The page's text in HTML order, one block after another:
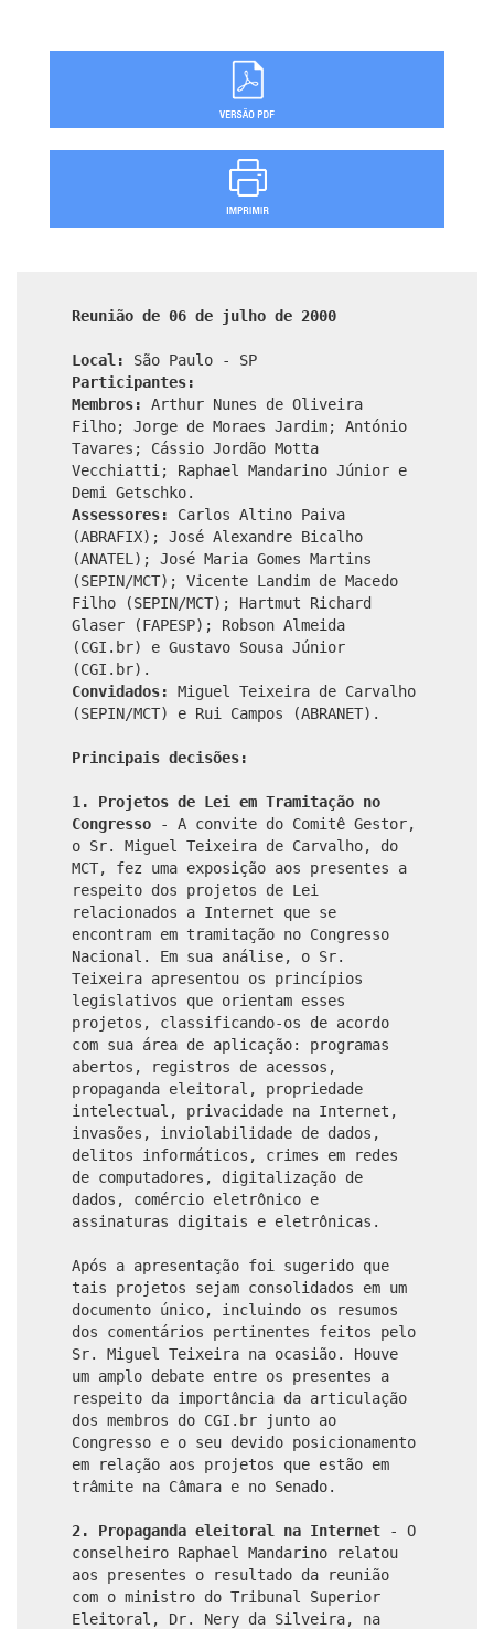
Reunião de 06 de julho de 2000
Local:
São Paulo - SP
Participantes:
Membros:
Arthur Nunes de Oliveira
Filho; Jorge de Moraes Jardim; António
Tavares; Cássio Jordão Motta
Vecchiatti; Raphael Mandarino Júnior e
Demi Getschko.
Assessores:
Carlos Altino Paiva
(ABRAFIX); José Alexandre Bicalho
(ANATEL); José Maria Gomes Martins
(SEPIN/MCT); Vicente Landim de Macedo
Filho (SEPIN/MCT); Hartmut Richard
Glaser (FAPESP); Robson Almeida
(CGI.br) e Gustavo Sousa Júnior
(CGI.br).
Convidados:
Miguel Teixeira de Carvalho
(SEPIN/MCT) e Rui Campos (ABRANET).
Principais decisões:
1. Projetos de Lei em Tramitação no
Congresso - A convite do Comitê Gestor,
o Sr. Miguel Teixeira de Carvalho, do
MCT, fez uma exposição aos presentes a
respeito dos projetos de Lei
relacionados a Internet que se
encontram em tramitação no Congresso
Nacional. Em sua análise, o Sr.
Teixeira apresentou os princípios
legislativos que orientam esses
projetos, classificando-os de acordo
com sua área de aplicação: programas
abertos, registros de acessos,
propaganda eleitoral, propriedade
intelectual, privacidade na Internet,
invasões, inviolabilidade de dados,
delitos informáticos, crimes em redes
de computadores, digitalização de
dados, comércio eletrônico e
assinaturas digitais e eletrônicas.
Após a apresentação foi sugerido que
tais projetos sejam consolidados em um
documento único, incluindo os resumos
dos comentários pertinentes feitos pelo
Sr. Miguel Teixeira na ocasião. Houve
um amplo debate entre os presentes a
respeito da importância da articulação
dos membros do CGI.br junto ao
Congresso e o seu devido posicionamento
em relação aos projetos que estão em
trâmite na Câmara e no Senado.
2. Propaganda eleitoral na Internet - O
conselheiro Raphael Mandarino relatou
aos presentes o resultado da reunião
com o ministro do Tribunal Superior
Eleitoral, Dr. Nery da Silveira, na